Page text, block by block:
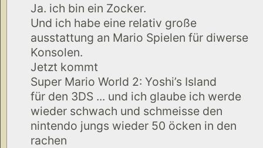
Ja. ich bin ein Zocker.
Und ich habe eine relativ große
ausstattung an Mario Spielen für diwerse
Konsolen.
Jetzt kommt
Super Mario World 2: Yoshi’s Island
für den 3DS ... und ich glaube ich werde
wieder schwach und schmeisse den
nintendo jungs wieder 50 öcken in den
rachen